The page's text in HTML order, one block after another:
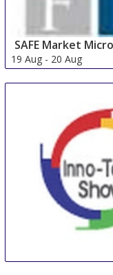
SAFE Market
19 Aug - 20 Aug
Frankfurt area
Germany